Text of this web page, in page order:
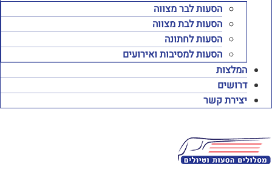
הסעות לבר מצווה
הסעות לבת מצווה
הסעות לחתונה
הסעות למסיבות ואירועים
המלצות
דרושים
יצירת קשר